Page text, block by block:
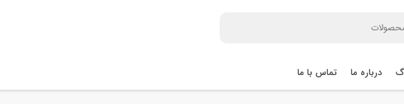
درباره ما تماس با ما